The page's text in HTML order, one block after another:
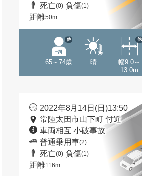
死亡(0) 負傷(1)
距離50m
65～74歳
他
晴
幅9.0～
13.0m
他
2022年8月14日(日)13:50
常陸太田市山下町 付近
車両相互 小破事故
普通乗用車(2)
死亡(0) 負傷(1)
距離116m